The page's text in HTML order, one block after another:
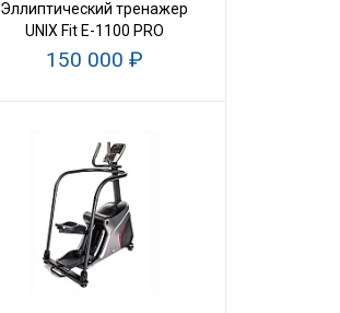
Эллиптический тренажер
UNIX Fit E-1100 PRO
150 000 ₽